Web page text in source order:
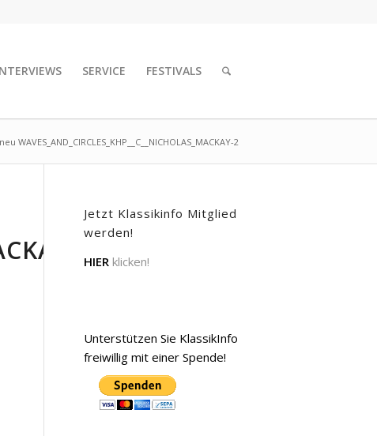
SERVICE FESTIVALS
neu WAVES_AND_CIRCLES_KHP__C__NICHOLAS_MACKAY-2
Jetzt Klassikinfo Mitglied
werden!
HIER klicken!
Unterstützen Sie KlassikInfo
freiwillig mit einer Spende!